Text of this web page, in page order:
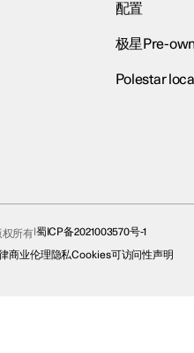
配置
极星Pre-
Polestar
权所有 蜀ICP备2021003570号-1
商业伦理隐私Cookies可访问性声明